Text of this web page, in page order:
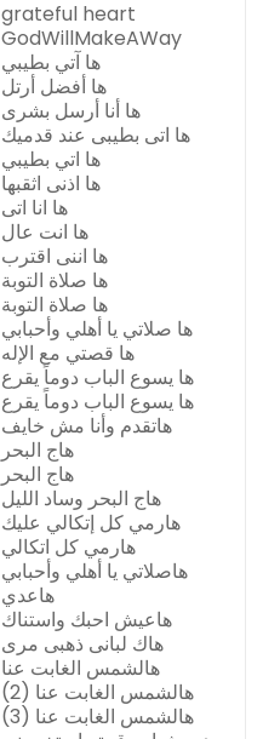
grateful heart
GodWillMakeAWay
ها آتي بطيبي
ها أفضل أرتل
ها أنا أرسل بشرى
ها اتى بطيبى عند قدميك
ها اتي بطيبي
ها اذنى اثقبها
ها انا اتى
ها انت عال
ها اننى اقترب
ها صلاة التوبة
ها صلاة التوبة
ها صلاتي يا أهلي وأحبابي
ها قصتي مع الإله
ها يسوع الباب دوماً يقرع
ها يسوع الباب دوماً يقرع
هاتقدم وأنا مش خايف
هاج البحر
هاج البحر
هاج البحر وساد الليل
هارمي كل إتكالي عليك
هارمي كل اتكالي
هاصلاتي يا أهلي وأحبابي
هاعدي
هاعيش احبك واستناك
هاك لبانى ذهبى مرى
هالشمس الغابت عنا
هالشمس الغابت عنا (2)
هالشمس الغابت عنا (3)